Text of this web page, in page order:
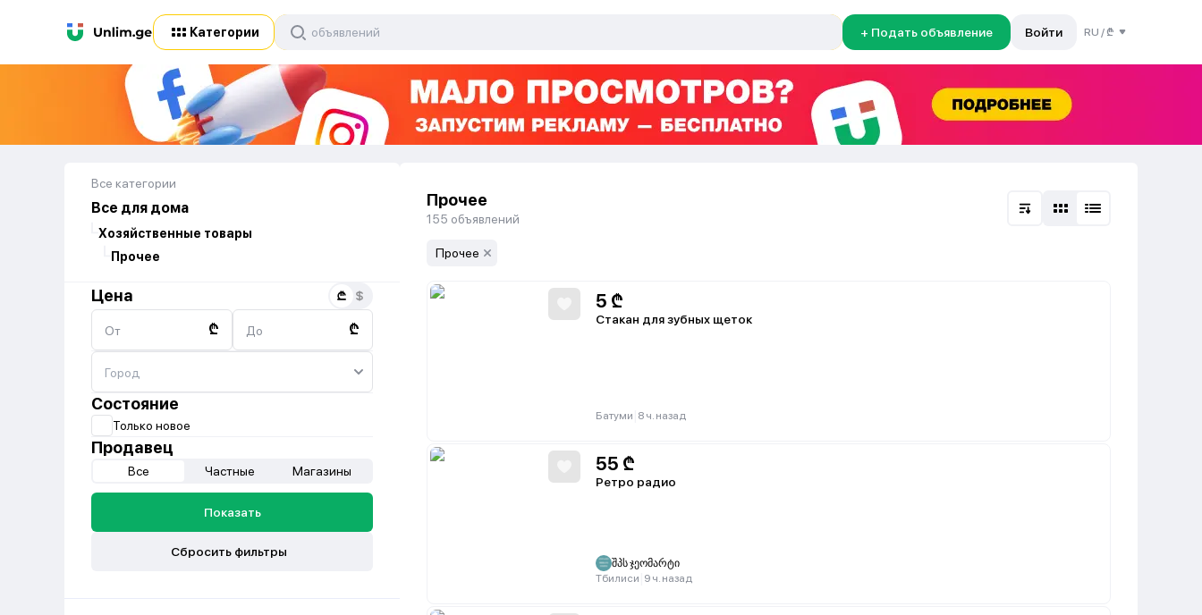
Категории + Подать объявление Войти RU /₾
Все категории
Все для дома
Хозяйственные товары
Прочее
Цена
От ₾ До ₾
Состояние
Только новое
Продавец
Все Частные Магазины
Показать
Сбросить фильтры
Прочее
155 объявлений
Прочее
5 ₾
Стакан для зубных щеток
Батуми 8 ч. назад
55 ₾
Ретро радио
შპს ჯეომარტი
Тбилиси 9 ч. назад